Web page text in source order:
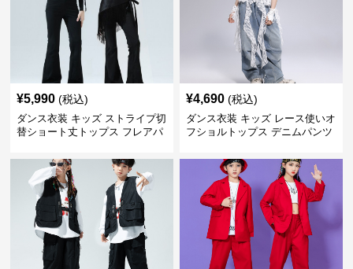
¥5,990 (税込)
ダンス衣装 キッズ ストライプ切
替ショート丈トップス フレアパ
¥4,690 (税込)
ダンス衣装 キッズ レース使いオ
フショルトップス デニムパンツ